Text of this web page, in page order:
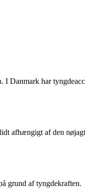
I Danmark har
afhængigt af den
grund af tyngdekraften.